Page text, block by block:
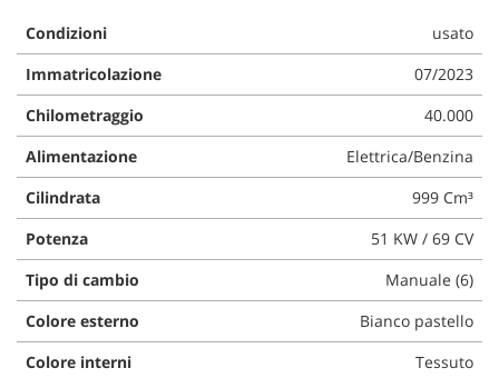
Condizioni
usato
Immatricolazione
07/2023
Chilometraggio
40.000
Alimentazione
Elettrica/Benzina
Cilindrata
999 Cm³
Potenza
51 KW / 69 CV
Tipo di cambio
Manuale (6)
Colore esterno
Bianco pastello
Colore interni
Tessuto
di
questi
strumenti
di
tracciamento
si
rimanda
alla
cookie
policy.
Puoi
rivedere
e
modificare
le
tue